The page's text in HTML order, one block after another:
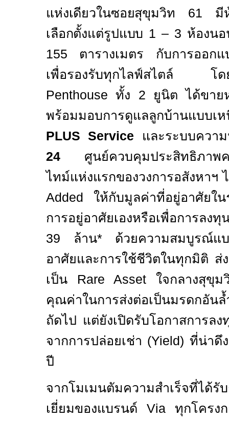
แห่งเดียวในซอยสุขุมวิท 61 มี
เลือกตั้งแต่รูปแบบ 1 – 3 ห้องน
155
ตารางเมตร กับการออก
เพื่อรองรับทุกไลฟ์สไตล์ โด
Penthouseทั้ง 2 ยูนิต ได้ขาย
พร้อมมอบการดูแลลูกบ้านแบบเ
PLUS Service
และระบบควา
24
ศูนย์ควบคุมประสิทธิภาพ
ไทม์แห่งแรกของวงการอสังหาฯ
Added ให้กับมูลค่าที่อยู่อาศัยใ
การอยู่อาศัยเองหรือเพื่อการลง
39 ล้าน* ด้วยความสมบูรณ์แบ
อาศัยและการใช้ชีวิตในทุกมิติ ส่
เป็น Rare Asset ใจกลางสุขุ
คุณค่าในการส่งต่อเป็นมรดกอันล้
ถัดไป แต่ยังเปิดรับโอกาสการล
จากการปล่อยเช่า (Yield) ที่น่าดึ
ปี
จากโมเมนตัมความสำเร็จที่ได้รั
เยี่ยมของแบรนด์ Via ทุกโครง